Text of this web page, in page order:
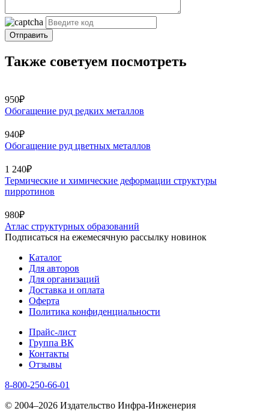
Отправить
Также советуем посмотреть
950₽
Обогащение руд редких металлов
940₽
Обогащение руд цветных металлов
1 240₽
Термические и химические деформации структуры
пирротинов
980₽
Атлас структурных образований
Подписаться на ежемесячную рассылку новинок
Каталог
Для авторов
Для организаций
Доставка и оплата
Оферта
Политика конфиденциальности
Прайс-лист
Группа ВК
Контакты
Отзывы
8-800-250-66-01
© 2004–2026 Издательство Инфра-Инженерия